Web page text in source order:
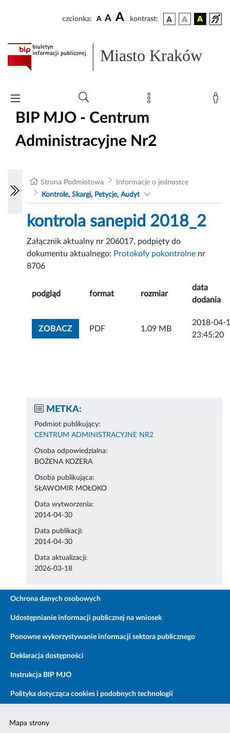
czcionka: A A A kontrast:
Miasto Kraków
BIP MJO - Centrum
Administracyjne Nr2
Strona Podmiotowa
Informacje o jednostce
Kontrole, Skargi, Petycje, Audyt
kontrola sanepid 2018_2
Załącznik aktualny nr 206017, podpięty do
dokumentu aktualnego: Protokoły pokontrolne nr
8706
podgląd format rozmiar
data
dodania
ZOBACZZOBACZ ZAŁĄCZNIK
PDF 1.09 MB
2018-04-
23:45:20
METKA:
Podmiot publikujący:
CENTRUM ADMINISTRACYJNE NR2
Osoba odpowiedzialna:
BOŻENA KOZERA
Osoba publikująca:
SŁAWOMIR MOŁOKO
Data wytworzenia:
2014-04-30
Data publikacji:
2014-04-30
Data aktualizacji:
2026-03-18
Ochrona danych osobowych
Udostępnianie informacji publicznej na wniosek
Ponowne wykorzystywanie informacji sektora publicznego
Deklaracja dostępności
Instrukcja BIP MJO
Polityka dotycząca cookies i podobnych technologii
Mapa strony